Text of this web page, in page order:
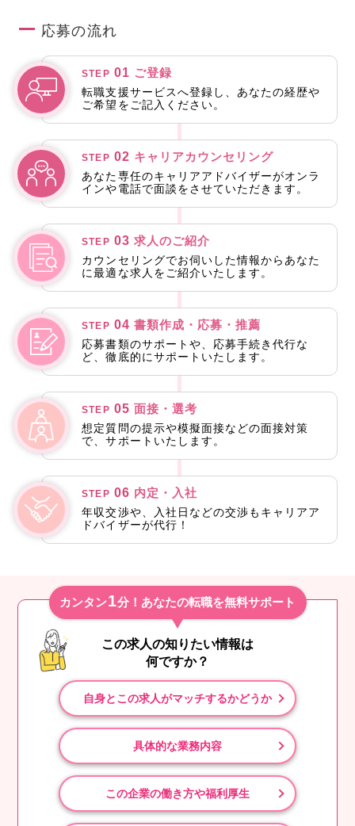
応募の流れ
STEP 01 ご登録
転職支援サービスへ登録し、あなたの経歴や
ご希望をご記入ください。
STEP 02 キャリアカウンセリング
あなた専任のキャリアアドバイザーがオンラ
インや電話で面談をさせていただきます。
STEP 03 求人のご紹介
カウンセリングでお伺いした情報からあなた
に最適な求人をご紹介いたします。
STEP 04 書類作成・応募・推薦
応募書類のサポートや、応募手続き代行な
ど、徹底的にサポートいたします。
STEP 05 面接・選考
想定質問の提示や模擬面接などの面接対策
で、サポートいたします。
STEP 06 内定・入社
年収交渉や、入社日などの交渉もキャリアア
ドバイザーが代行！
カンタン1分！あなたの転職を無料サポート
この求人の知りたい情報は
何ですか？
自身とこの求人がマッチするかどうか
具体的な業務内容
この企業の働き方や福利厚生